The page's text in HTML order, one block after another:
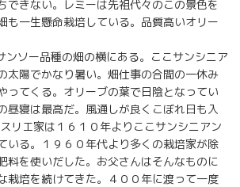
できない。レミーは先祖代々のこの景色を
も一生懸命栽培している。品質高いオリー
ンソー品種の畑の横にある。ここサンシニア
太陽でかなり暑い。畑仕事の合間の一休み
ってくる。オリーブの葉で日陰となってい
昼寝は最高だ。風通しが良くこぼれ日も入
リエ家は１６１０年よりここサンシニアン
いる。１９６０年代より多くの栽培家が除
料を使いだした。お父さんはそんなものに
栽培を続けてきた。４００年に渡って一度